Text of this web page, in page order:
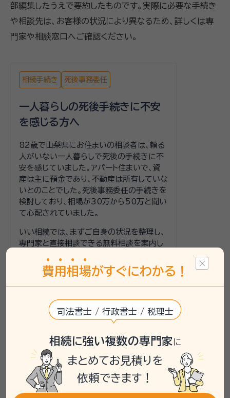
部編集したうえで要約したものです。実際に必要な手続き
や相談先は、お客様の状況により異なるため、詳しくは専
門家や相談窓口へご確認ください。
相続手続き 死後事務委任
一人暮らしの死後手続きに不安
を感じる方へ
82歳で山梨県にお住まいの相談者は、頼る
人がいない一人暮らしで死後の手続きに不
安を感じていました。アパート住まいで、資
産は主に預金であり、不動産は所有していな
いとのことでした。死後事務委任の手続きを
検討しており、相場が30万から50万と聞い
て心配されていました。
いい相続では、まずご自身の状況を整理し、
専門家と直接相談できる無料相談を案内し
内容や費用について確認することをお勧め
しました。
連携士業：
大木行政書士事務所
住吉寿夫司法書士・行政書士事務所
相談事例一覧
費用 相場がすぐにわかる！
司法書士 / 行政書士 / 税理士
相続に強い複数の専門家に
まとめてお見積りを
依頼できます！